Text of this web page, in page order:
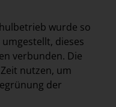
wurde so
dieses
verbunden. Die
nutzen, um
der